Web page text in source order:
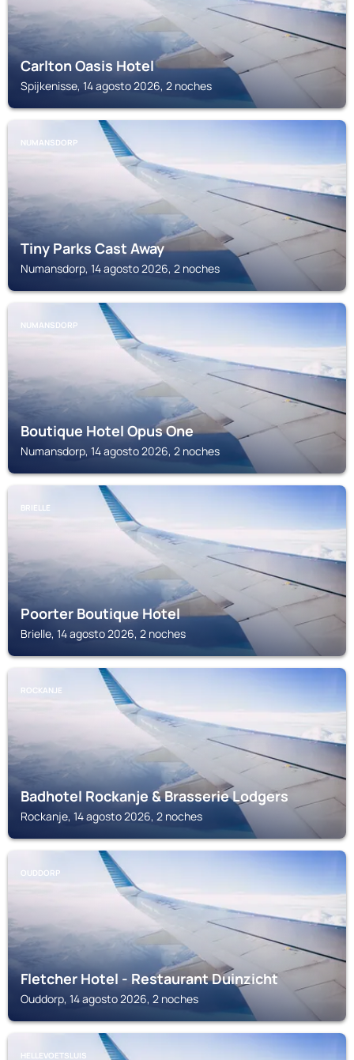
Carlton Oasis Hotel
Spijkenisse, 14 agosto 2026, 2 noches
NUMANSDORP
Tiny Parks Cast Away
Numansdorp, 14 agosto 2026, 2 noches
NUMANSDORP
Boutique Hotel Opus One
Numansdorp, 14 agosto 2026, 2 noches
BRIELLE
Poorter Boutique Hotel
Brielle, 14 agosto 2026, 2 noches
ROCKANJE
Badhotel Rockanje & Brasserie Lodgers
Rockanje, 14 agosto 2026, 2 noches
OUDDORP
Fletcher Hotel - Restaurant Duinzicht
Ouddorp, 14 agosto 2026, 2 noches
HELLEVOETSLUIS